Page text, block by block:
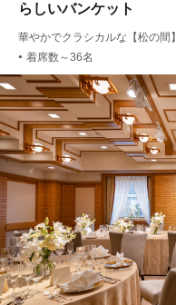
らしいバンケット
華やかでクラシカルな【松の間】
● 着席数～36名